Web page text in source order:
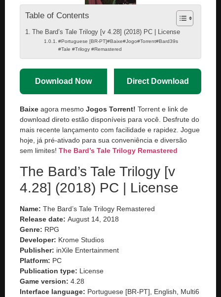
Table of Contents
The Bard’s Tale Trilogy [v 4.28] (2018) PC | License
#Portuguese [BR-PT]#Baixe#Jogo#Torrent#Bard39s
#Tale #Trilogy #Remastered
Download Now Direct Download
Baixe agora mesmo Jogos Torrent! Torrent e link de
download direto estão disponíveis para você. Desfrute do
mais recente lançamento com facilidade e rapidez. Jogue
hoje, já pré-ativado para sua conveniência e diversão
sem limites! The Bard’s Tale Trilogy Remastered
The Bard’s Tale Trilogy [v
4.28] (2018) PC | License
Name: The Bard’s Tale Trilogy Remastered
Release date: August 14, 2018
Genre: RPG
Developer: Krome Studios
Publisher: inXile Entertainment
Platform: PC
Publication type: License
Game version: 4.28
Interface language: Portuguese [BR-PT], English, Multi6